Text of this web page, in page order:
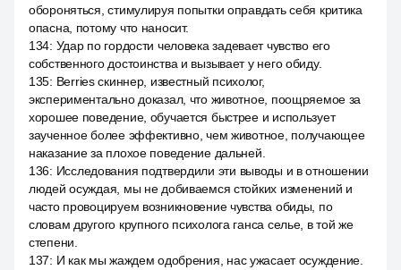
обороняться, стимулируя попытки оправдать себя критика
опасна, потому что наносит.
134: Удар по гордости человека задевает чувство его
собственного достоинства и вызывает у него обиду.
135: Berries скиннер, известный психолог,
экспериментально доказал, что животное, поощряемое за
хорошее поведение, обучается быстрее и использует
заученное более эффективно, чем животное, получающее
наказание за плохое поведение дальней.
136: Исследования подтвердили эти выводы и в отношении
людей осуждая, мы не добиваемся стойких изменений и
часто провоцируем возникновение чувства обиды, по
словам другого крупного психолога ганса селье, в той же
степени.
137: И как мы жаждем одобрения, нас ужасает осуждение.